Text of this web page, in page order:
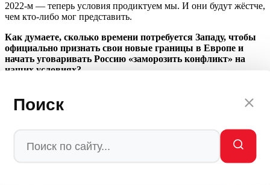
Поиск
2022-м — теперь условия продиктуем мы. И они будут жёстче,
чем кто-либо мог представить.
Как думаете, сколько времени потребуется Западу, чтобы
официально признать свои новые границы в Европе и
начать уговаривать Россию «заморозить конфликт» на
наших условиях?
СОВЕТ ДНЯ ОТ MPSH
европейский чиновник — готовьте заявления о «новой
реальности». Если вы американский генерал — готовьтесь к
допросам в Конгрессе. А если вы русский — готовьтесь к